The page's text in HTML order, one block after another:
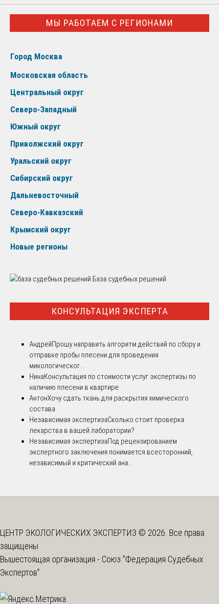
МЫ РАБОТАЕМ С РЕГИОНАМИ
Город Москва
Московская область
Центральный округ
Северо-Западный
Южный округ
Приволжский округ
Уральский округ
Сибирский округ
Дальневосточный
Северо-Кавказский
Крымский округ
Новые регионы
База судебных решений
КОНСУЛЬТАЦИЯ ЭКСПЕРТА
АндрейПрошу направить алгоритм действий по сбору и
отправке пробы плесени для проведения
микологическог...
НинаКонсультация по стоимости услуг экспертизы по
наличию плесени в квартире
АнтонХочу сдать ткань для раскрытия химического
состава
Независимая экспертизаСколько стоит проверка
лекарства в вашей лаборатории?
Независимая экспертизаПод рецензированием
экспертного заключения понимается всесторонний,
независимый и критический ана...
ЦЕНТР ЭКОЛОГИЧЕСКИХ ЭКСПЕРТИЗ © 2026. Все права
защищены
Вышестоящая организация - Союз "Федерация Судебных
Экспертов"